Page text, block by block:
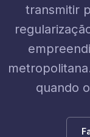
transmitir
quando